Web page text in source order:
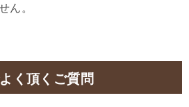
ん。
く頂くご質問